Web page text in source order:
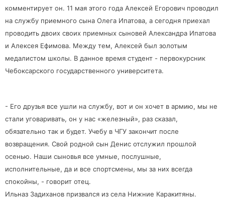
комментирует он. 11 мая этого года Алексей Егорович проводил
на службу приемного сына Олега Ипатова, а сегодня приехал
проводить двоих своих приемных сыновей Александра Ипатова
и Алексея Ефимова. Между тем, Алексей был золотым
медалистом школы. В данное время студент - первокурсник
Чебоксарского государственного университета.
- Его друзья все ушли на службу, вот и он хочет в армию, мы не
стали уговаривать, он у нас «железный», раз сказал,
обязательно так и будет. Учебу в ЧГУ закончит после
возвращения. Свой родной сын Денис отслужил прошлой
осенью. Наши сыновья все умные, послушные,
исполнительные, да и все спортсмены, мы за них всегда
спокойны, - говорит отец.
Ильназ Задиханов призвался из села Нижние Каракитяны.